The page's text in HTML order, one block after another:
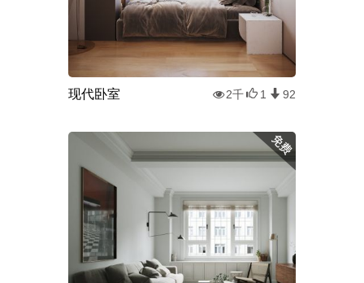
现代卧室 2千 1 92